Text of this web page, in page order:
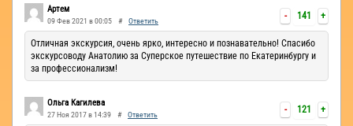
Квесты
Эксклюзив
Оленьи
- 141 +
Артем
09 Фев 2021 в 00:05 # Ответить
Отличная экскурсия, очень ярко, интересно и познавательно! Спасибо
экскурсоводу Анатолию за Суперское путешествие по Екатеринбургу и
за профессионализм!
- 121 +
Ольга Кагилева
27 Ноя 2017 в 14:39 # Ответить